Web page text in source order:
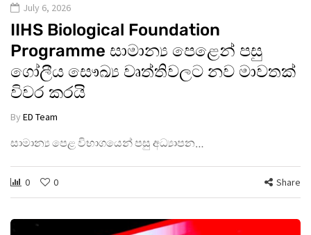
July 6, 2026
IIHS Biological Foundation
Programme සාමාන්‍ය පෙළෙන් පසු
ගෝලීය සෞඛ්‍ය වෘත්තිවලට නව මාවතක්
විවර කරයි
By ED Team
සාමාන්‍ය පෙළ විභාගයෙන් පසු අධ්‍යාපන…
0 0 Share